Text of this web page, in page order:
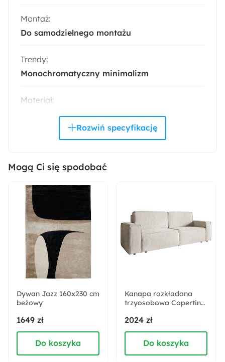
Montaż:
Do samodzielnego montażu
Trendy:
Monochromatyczny minimalizm
Materiał:
Boucle Drewno Metal
Płyta meblowa
Złoty
Kolor detalu:
Beżowy
Pomieszczenie:
Sypialnia
Rodzaj stelaża:
Materiał listew:
Mogą Ci się spodobać
Dywan Jazz 160x230 cm
beżowy
1649 zł
Do koszyka
Kanapa rozkładana
trzyosobowa Copertino
2024 zł
Do koszyka